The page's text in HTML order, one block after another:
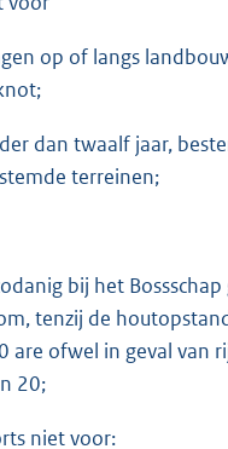
op of langs
dan twaalf jaar,
terreinen;
bij het
tenzij de
are ofwel in geval van
20;
niet voor: